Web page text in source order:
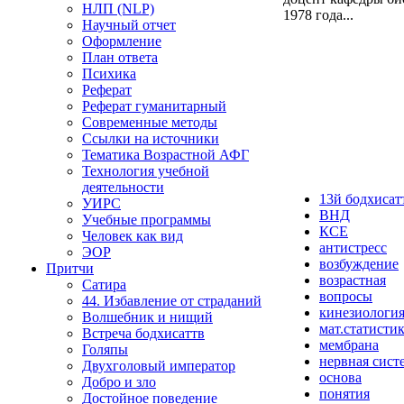
НЛП (NLP)
Научный отчет
Оформление
План ответа
Психика
Реферат
Реферат гуманитарный
Современные методы
Ссылки на источники
Тематика Возрастной АФГ
Технология учебной
деятельности
УИРС
Учебные программы
Человек как вид
ЭОР
Притчи
Сатира
44. Избавление от страданий
Волшебник и нищий
Встреча бодхисаттв
Голяпы
Двухголовый император
Добро и зло
Достойное поведение
1978 года...
13й
ВНД
КСЕ
антистресс
возбуждение
возрастная
вопросы
кинезиология
мембрана
нервная
основа
понятия